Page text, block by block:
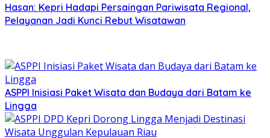
Hasan: Kepri Hadapi Persaingan Pariwisata Regional,
Pelayanan Jadi Kunci Rebut Wisatawan
ASPPI Inisiasi Paket Wisata dan Budaya dari Batam ke
Lingga